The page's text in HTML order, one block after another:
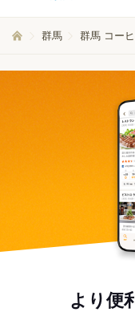
群馬 群馬 コー
より便